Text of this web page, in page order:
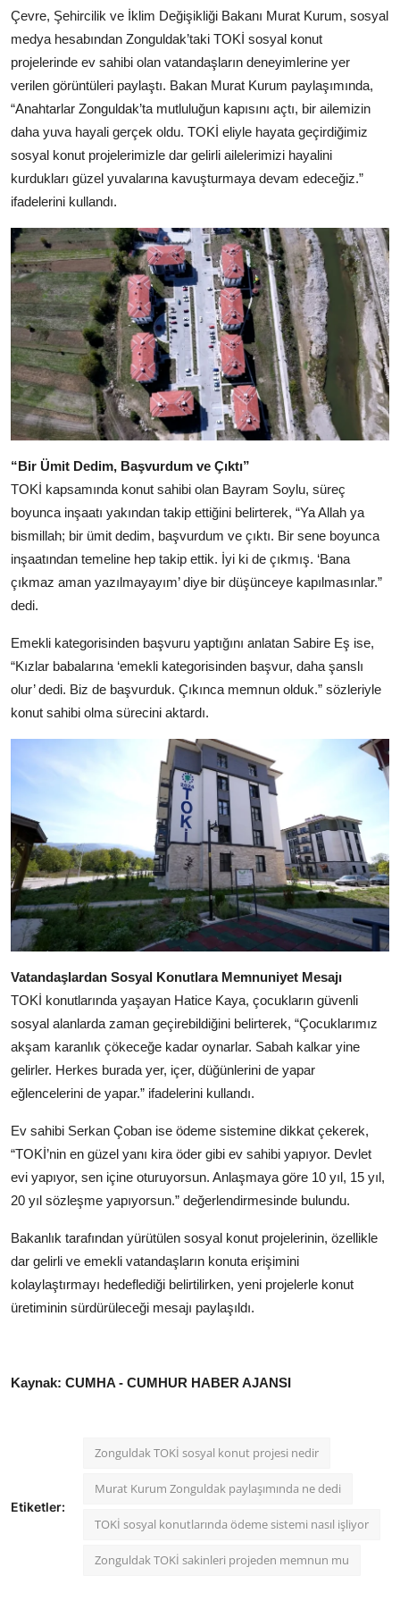
Kamu Kurumları ve Üst Kurullar
Çevre, Şehircilik ve İklim Değişikliği Bakanı Murat Kurum, sosyal
medya hesabından Zonguldak’taki TOKİ sosyal konut
projelerinde ev sahibi olan vatandaşların deneyimlerine yer
verilen görüntüleri paylaştı. Bakan Murat Kurum paylaşımında,
“Anahtarlar Zonguldak’ta mutluluğun kapısını açtı, bir ailemizin
daha yuva hayali gerçek oldu. TOKİ eliyle hayata geçirdiğimiz
sosyal konut projelerimizle dar gelirli ailelerimizi hayalini
kurdukları güzel yuvalarına kavuşturmaya devam edeceğiz.”
ifadelerini kullandı.
“Bir Ümit Dedim, Başvurdum ve Çıktı”
TOKİ kapsamında konut sahibi olan Bayram Soylu, süreç
boyunca inşaatı yakından takip ettiğini belirterek, “Ya Allah ya
bismillah; bir ümit dedim, başvurdum ve çıktı. Bir sene boyunca
inşaatından temeline hep takip ettik. İyi ki de çıkmış. ‘Bana
çıkmaz aman yazılmayayım’ diye bir düşünceye kapılmasınlar.”
dedi.
Emekli kategorisinden başvuru yaptığını anlatan Sabire Eş ise,
“Kızlar babalarına ‘emekli kategorisinden başvur, daha şanslı
olur’ dedi. Biz de başvurduk. Çıkınca memnun olduk.” sözleriyle
konut sahibi olma sürecini aktardı.
Vatandaşlardan Sosyal Konutlara Memnuniyet Mesajı
TOKİ konutlarında yaşayan Hatice Kaya, çocukların güvenli
sosyal alanlarda zaman geçirebildiğini belirterek, “Çocuklarımız
akşam karanlık çökeceğe kadar oynarlar. Sabah kalkar yine
gelirler. Herkes burada yer, içer, düğünlerini de yapar
eğlencelerini de yapar.” ifadelerini kullandı.
Ev sahibi Serkan Çoban ise ödeme sistemine dikkat çekerek,
“TOKİ’nin en güzel yanı kira öder gibi ev sahibi yapıyor. Devlet
evi yapıyor, sen içine oturuyorsun. Anlaşmaya göre 10 yıl, 15 yıl,
20 yıl sözleşme yapıyorsun.” değerlendirmesinde bulundu.
Bakanlık tarafından yürütülen sosyal konut projelerinin, özellikle
dar gelirli ve emekli vatandaşların konuta erişimini
kolaylaştırmayı hedeflediği belirtilirken, yeni projelerle konut
üretiminin sürdürüleceği mesajı paylaşıldı.
Kaynak: CUMHA - CUMHUR HABER AJANSI
Etiketler:
Zonguldak TOKİ sosyal konut projesi nedir
Murat Kurum Zonguldak paylaşımında ne dedi
TOKİ sosyal konutlarında ödeme sistemi nasıl işliyor
Zonguldak TOKİ sakinleri projeden memnun mu